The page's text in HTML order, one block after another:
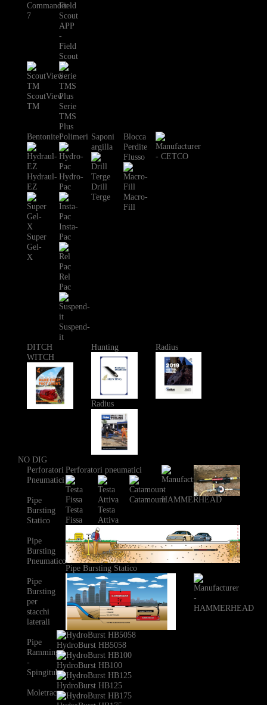
Commander
7
APP
-
Field
Scout
ScoutView
TM
Serie
TMS
Plus
Bentonite
Hydraul-
EZ
Super
Gel-
X
Polimeri
Hydro-
Pac
Insta-
Pac
Rel
Pac
Suspend-
it
Saponi
argilla
Drill
Terge
Blocca
Perdite
Flusso
Macro-
Fill
DITCH
WITCH
Hunting Radius
Radius
NO DIG
Perforatori
Pneumatici
Pipe
Bursting
Statico
Pipe
Bursting
Pneumatico
Pipe
Bursting
per
stacchi
laterali
Pipe
Ramming
-
Spingitubo
Moletrac
Perforatori pneumatici
Testa
Fissa
Testa
Attiva
Catamount
Pipe Bursting Statico
HydroBurst HB5058
HydroBurst HB100
HydroBurst HB125